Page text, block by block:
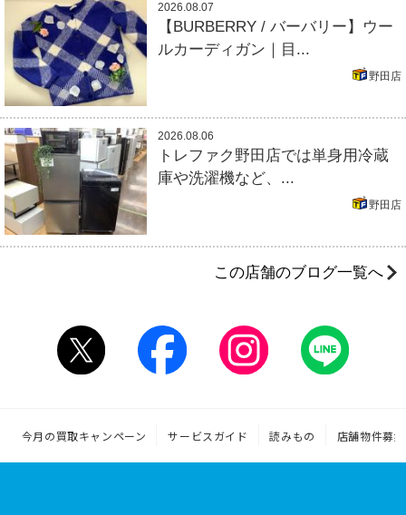
2026.08.07
【BURBERRY / バーバリー】ウー
ルカーディガン｜目...
野田店
2026.08.06
トレファク野田店では単身用冷蔵
庫や洗濯機など、...
野田店
この店舗のブログ一覧へ
今月の買取キャンペーン サービスガイド 読みもの 店舗物件募集